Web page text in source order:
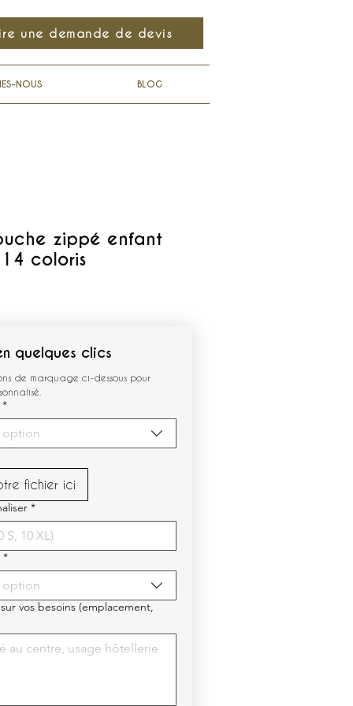
une demande de devis
NOUS BLOG
zippé enfant
coloris
quelques clics
de marquage ci-dessous pour
*
option
fichier ici
*
*
option
vos besoins (emplacement,